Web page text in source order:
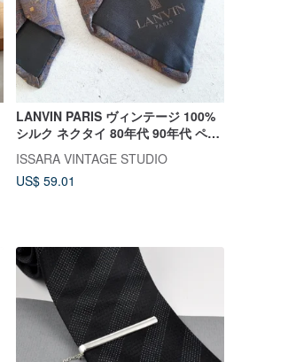
LANVIN PARIS ヴィンテージ 100%
シルク ネクタイ 80年代 90年代 ペイ
ズリー柄 ネクタイ フランス製
ISSARA VINTAGE STUDIO
US$ 59.01